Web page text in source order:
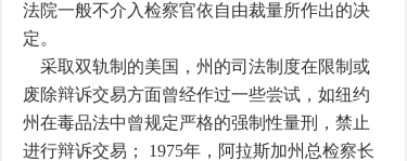
法院一般不介入检察官依自由裁量所作出的决
定。
采取双轨制的美国，州的司法制度在限制或
废除辩诉交易方面曾经作过一些尝试，如纽约
州在毒品法中曾规定严格的强制性量刑，禁止
进行辩诉交易； 1975年，阿拉斯加州总检察长